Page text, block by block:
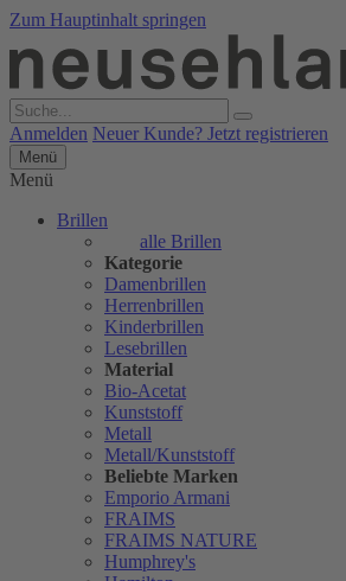
Zum Hauptinhalt springen
Anmelden Neuer Kunde? Jetzt registrieren
Menü
Menü
Brillen
alle Brillen
Kategorie
Damenbrillen
Herrenbrillen
Kinderbrillen
Lesebrillen
Material
Bio-Acetat
Kunststoff
Metall
Metall/Kunststoff
Beliebte Marken
Emporio Armani
FRAIMS
FRAIMS NATURE
Humphrey's